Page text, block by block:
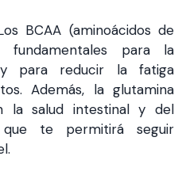
BCAA (aminoácidos de
fundamentales para la
y para reducir la fatiga
Además, la glutamina
la salud intestinal y del
te permitirá seguir